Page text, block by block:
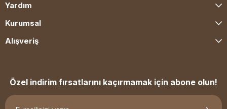
Yardım
Kurumsal
Alışveriş
Özel indirim fırsatlarını kaçırmamak için abone olun!